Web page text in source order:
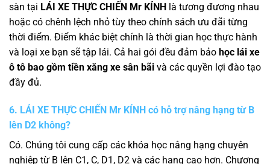
sàn tại LÁI XE THỰC CHIẾN Mr KÍNH là tương đương nhau
hoặc có chênh lệch nhỏ tùy theo chính sách ưu đãi từng
thời điểm. Điểm khác biệt chính là thời gian học thực hành
và loại xe bạn sẽ tập lái. Cả hai gói đều đảm bảo học lái xe
ô tô bao gồm tiền xăng xe sân bãi và các quyền lợi đào tạo
đầy đủ.
6. LÁI XE THỰC CHIẾN Mr KÍNH có hỗ trợ nâng hạng từ B
lên D2 không?
Có. Chúng tôi cung cấp các khóa học nâng hạng chuyên
nghiệp từ B lên C1, C, D1, D2 và các hạng cao hơn. Chương